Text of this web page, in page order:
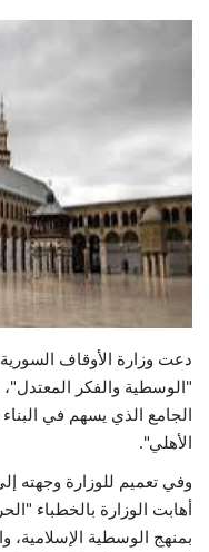
علوم وتكنولوجيا
فيديو
حياة
دعت وزارة الأوقاف
"الوسطية والفكر
الجامع الذي يسهم في
الأهلي".
وفي تعميم للوزارة وجهته
أهابت الوزارة بالخطباء
بمنهج الوسطية الإسلامية،